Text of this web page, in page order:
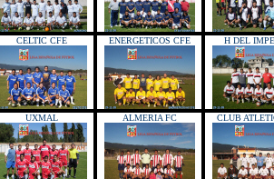
CELTIC CFE ENERGETICOS CFE H DEL
UXMAL ALMERIA FC CLUB